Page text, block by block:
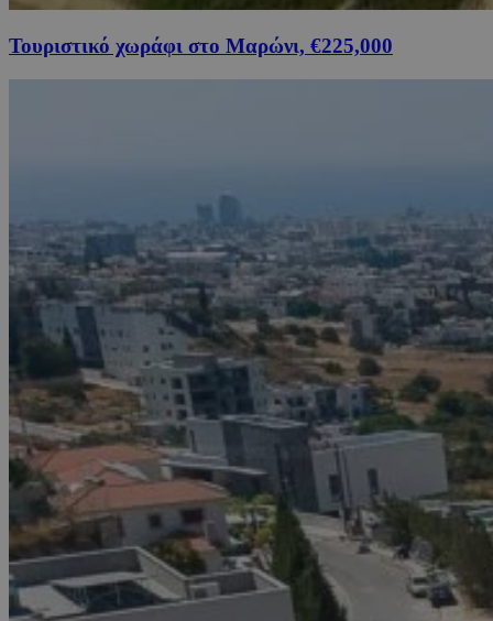
Τουριστικό χωράφι στο Μαρώνι, €225,000